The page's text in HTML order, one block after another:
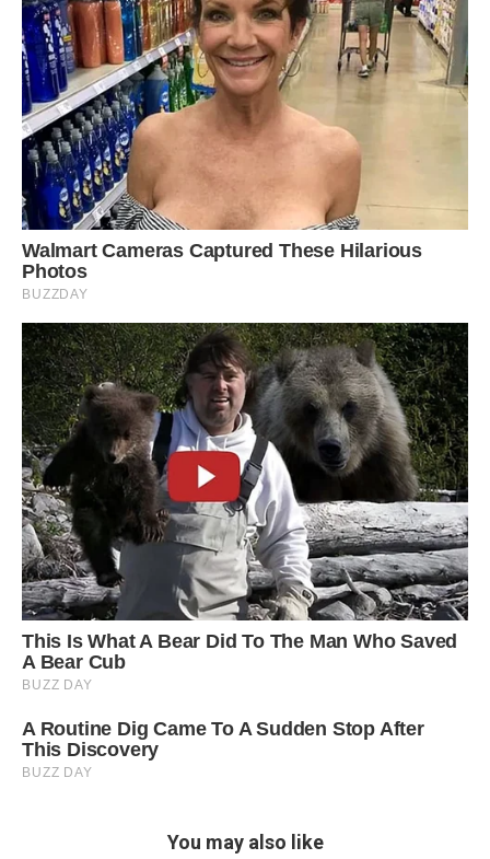
You may also like